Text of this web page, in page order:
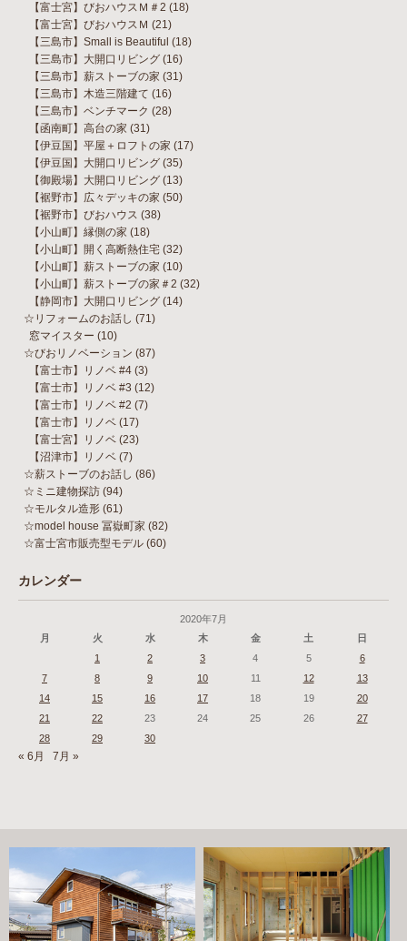
【富士宮】びおハウスＭ＃2 (18)
【富士宮】びおハウスＭ (21)
【三島市】Small is Beautiful (18)
【三島市】大開口リビング (16)
【三島市】薪ストーブの家 (31)
【三島市】木造三階建て (16)
【三島市】ベンチマーク (28)
【函南町】高台の家 (31)
【伊豆国】平屋＋ロフトの家 (17)
【伊豆国】大開口リビング (35)
【御殿場】大開口リビング (13)
【裾野市】広々デッキの家 (50)
【裾野市】びおハウス (38)
【小山町】縁側の家 (18)
【小山町】開く高断熱住宅 (32)
【小山町】薪ストーブの家 (10)
【小山町】薪ストーブの家＃2 (32)
【静岡市】大開口リビング (14)
☆リフォームのお話し (71)
窓マイスター (10)
☆びおリノベーション (87)
【富士市】リノベ #4 (3)
【富士市】リノベ #3 (12)
【富士市】リノベ #2 (7)
【富士市】リノベ (17)
【富士宮】リノベ (23)
【沼津市】リノベ (7)
☆薪ストーブのお話し (86)
☆ミニ建物探訪 (94)
☆モルタル造形 (61)
☆model house 冨嶽町家 (82)
☆富士宮市販売型モデル (60)
カレンダー
2020年7月
月
火 水 木 金 土
日
1
2 3 4 5
6
7
8 9 10 11 12
13
14
15 16 17 18 19
20
21
22 23 24 25 26
27
28
29 30
« 6月 7月 »